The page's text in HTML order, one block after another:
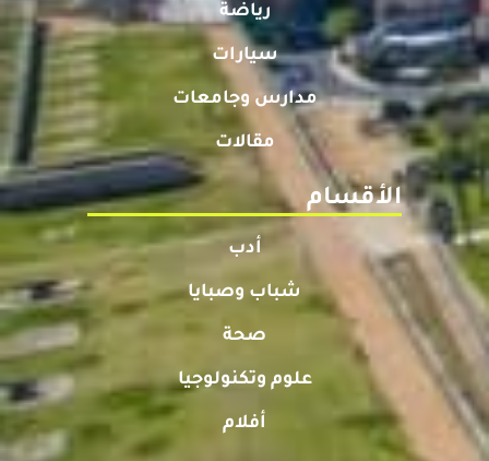
رياضة
سيارات
مدارس وجامعات
مقالات
الأقسام
أدب
شباب وصبايا
صحة
علوم وتكنولوجيا
أفلام